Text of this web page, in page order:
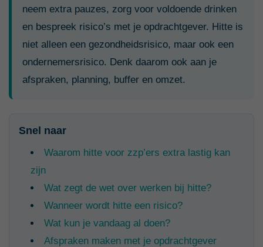
neem extra pauzes, zorg voor voldoende drinken
en bespreek risico’s met je opdrachtgever. Hitte is
niet alleen een gezondheidsrisico, maar ook een
ondernemersrisico. Denk daarom ook aan je
afspraken, planning, buffer en omzet.
Snel naar
Waarom hitte voor zzp’ers extra lastig kan
zijn
Wat zegt de wet over werken bij hitte?
Wanneer wordt hitte een risico?
Wat kun je vandaag al doen?
Afspraken maken met je opdrachtgever